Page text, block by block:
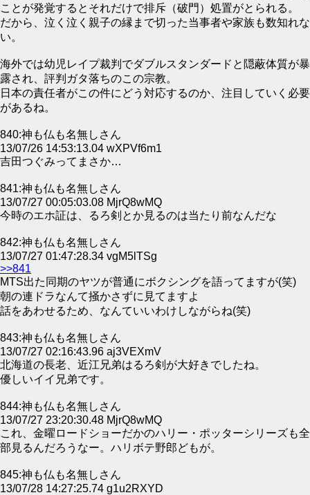
ことが発覚するとそれだけで排斥（破門）処置がとられる。
だから、泣く泣く親子の縁まで切った当事者や家族も数知れな
い。
海外では幼児レイプ裁判でダブルスタンダードと隠蔽体質が暴
露され、評判ガタ落ちのこの宗教。
日本の責任者がこの件にどう対応するのか、注目していく必要
があるね。
840:神も仏も名無しさん
13/07/26 14:53:13.04 wXPVf6m1
吉田つぐみってまさか…
841:神も仏も名無しさん
13/07/27 00:05:03.08 MjrQ8wMQ
今時のエホ証は、るろ剣とか見るのは当たり前なんだな
842:神も仏も名無しさん
13/07/27 01:47:28.34 vgM5lTSg
>>841
MTS出た同期のヤツが普通にボクシングを語ってますが(笑)
朝の連ドラなんて掻かさずに見てますよ
話をあわせるため、なんていいわけしながらね(笑)
843:神も仏も名無しさん
13/07/27 02:16:43.96 aj3VEXmV
北海道の長老、近江兄弟はるろ剣が大好きでしたね。
優しいイイ兄弟です。
844:神も仏も名無しさん
13/07/27 23:20:30.48 MjrQ8wMQ
これ、金曜ロードショーだかのハリー・ポッターシリーズも全
部見るんだろうなー。ハリボテ野郎どもが。
845:神も仏も名無しさん
13/07/28 14:27:25.74 g1u2RXYD